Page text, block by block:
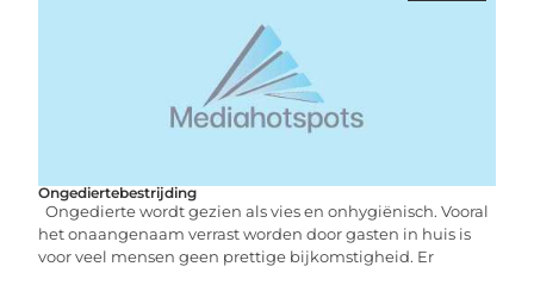
Ongediertebestrijding
Ongedierte wordt gezien als vies en onhygiënisch. Vooral
het onaangenaam verrast worden door gasten in huis is
voor veel mensen geen prettige bijkomstigheid. Er